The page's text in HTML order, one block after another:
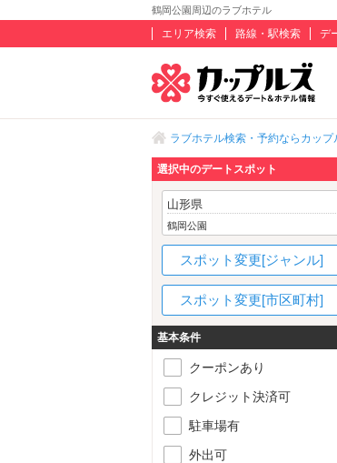
鶴岡公園周辺のラブホテル
エリア検索 路線・駅検索 デ
ラブホテル検索・予約ならカップ
選択中のデートスポット
山形県
鶴岡公園
スポット変更[ジャンル]
スポット変更[市区町村]
基本条件
クーポンあり
クレジット決済可
駐車場有
外出可